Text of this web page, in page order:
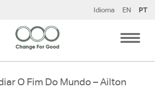
Idioma EN PT
O Fim Do Mundo – Ailton